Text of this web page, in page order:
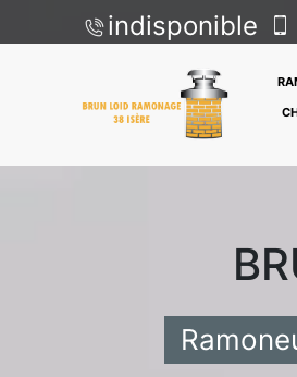
indisponible